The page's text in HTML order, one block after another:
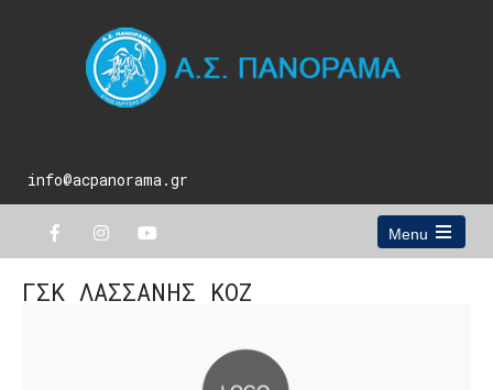
info@acpanorama.gr
Menu
Open
ΓΣΚ ΛΑΣΣΑΝΗΣ ΚΟΖ